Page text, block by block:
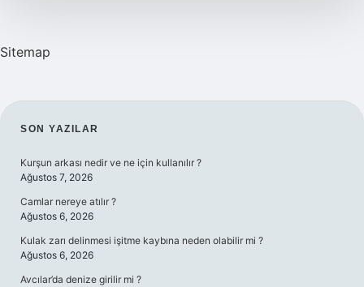
Sitemap
SIDEBAR
SON YAZILAR
Kurşun arkası nedir ve ne için kullanılır ?
Ağustos 7, 2026
Camlar nereye atılır ?
Ağustos 6, 2026
Kulak zarı delinmesi işitme kaybına neden olabilir mi ?
Ağustos 6, 2026
Avcılar’da denize girilir mi ?